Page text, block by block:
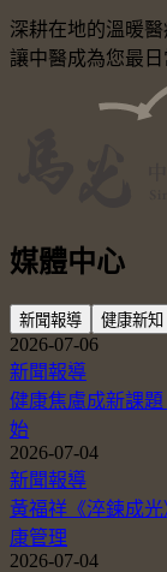
深耕在地的溫暖醫
讓中醫成為您最日
媒體中心
新聞報導 健康新知
2026-07-06
新聞報導
健康焦慮成新課
始
2026-07-04
新聞報導
黃福祥《淬鍊成
康管理
2026-07-04